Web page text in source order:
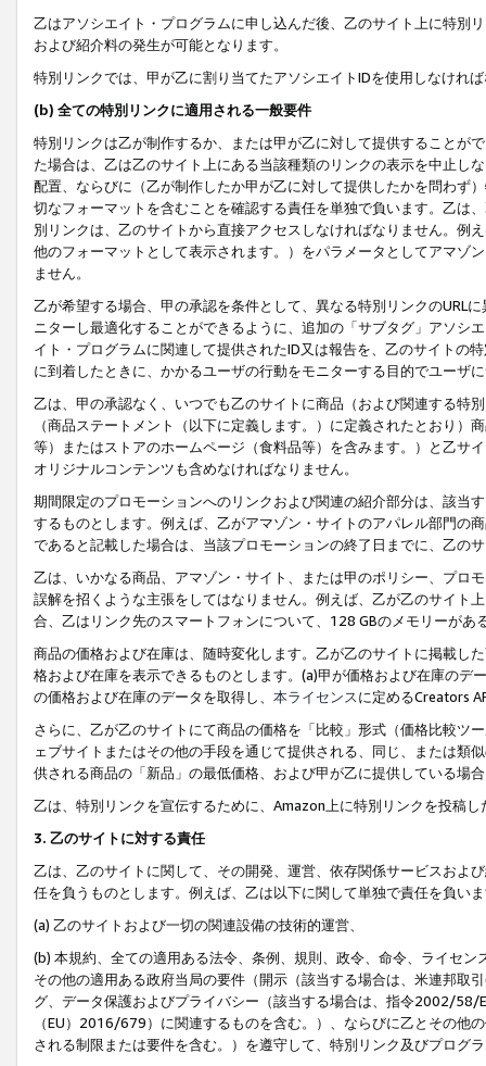
乙はアソシエイト・プログラムに申し込んだ後、乙のサイト上に特別
および紹介料の発生が可能となります。
特別リンクでは、甲が乙に割り当てたアソシエイトIDを使用しなけれ
(b) 全ての特別リンクに適用される一般要件
特別リンクは乙が制作するか、または甲が乙に対して提供することが
た場合は、乙は乙のサイト上にある当該種類のリンクの表示を中止し
配置、ならびに（乙が制作したか甲が乙に対して提供したかを問わず
切なフォーマットを含むことを確認する責任を単独で負います。乙は
別リンクは、乙のサイトから直接アクセスしなければなりません。例
他のフォーマットとして表示されます。）をパラメータとしてアマゾ
ません。
乙が希望する場合、甲の承認を条件として、異なる特別リンクのURL
ニターし最適化することができるように、追加の「サブタグ」アソシ
イト・プログラムに関連して提供されたID又は報告を、乙のサイトの
に到着したときに、かかるユーザの行動をモニターする目的でユーザ
乙は、甲の承認なく、いつでも乙のサイトに商品（および関連する特
（商品ステートメント（以下に定義します。）に定義されたとおり
等）またはストアのホームページ（食料品等）を含みます。）と乙サ
オリジナルコンテンツも含めなければなりません。
期間限定のプロモーションへのリンクおよび関連の紹介部分は、該当
するものとします。例えば、乙がアマゾン・サイトのアパレル部門の
であると記載した場合は、当該プロモーションの終了日までに、乙の
乙は、いかなる商品、アマゾン・サイト、または甲のポリシー、プロ
誤解を招くような主張をしてはなりません。例えば、乙が乙のサイト
合、乙はリンク先のスマートフォンについて、128 GBのメモリーがあ
商品の価格および在庫は、随時変化します。乙が乙のサイトに掲載し
格および在庫を表示できるものとします。(a)甲が価格および在庫の
の価格および在庫のデータを取得し、 本ライセンスに定めるCreators
さらに、乙が乙のサイトにて商品の価格を「比較」形式（価格比較ツ
ェブサイトまたはその他の手段を通じて提供される、同じ、または類
供される商品の「新品」の最低価格、および甲が乙に提供している場
乙は、特別リンクを宣伝するために、Amazon上に特別リンクを投稿
3. 乙のサイトに対する責任
乙は、乙のサイトに関して、その開発、運営、依存関係サービスおよ
任を負うものとします。例えば、乙は以下に関して単独で責任を負い
(a) 乙のサイトおよび一切の関連設備の技術的運営、
(b) 本規約、全ての適用ある法令、条例、規則、政令、命令、ライセ
その他の適用ある政府当局の要件（開示（該当する場合は、米連邦取
グ、データ保護およびプライバシー（該当する場合は、指令2002/58/
（EU）2016/679）に関連するものを含む。）、ならびに乙とその他
される制限または要件を含む。）を遵守して、特別リンク及びプログ